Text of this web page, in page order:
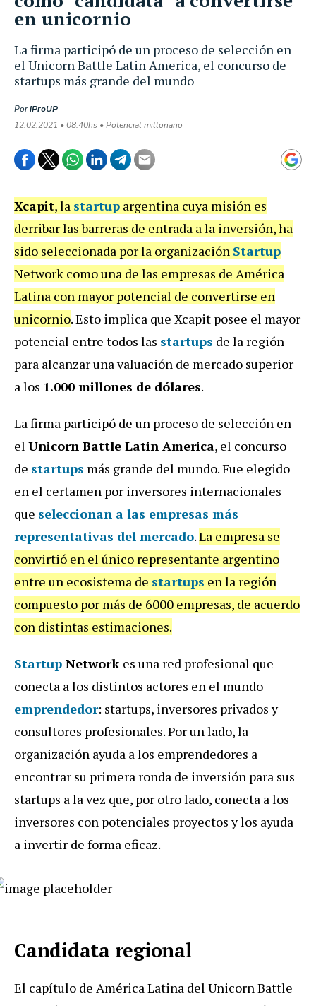
La firma participó de un proceso de selección en
el Unicorn Battle Latin America, el concurso de
startups más grande del mundo
PoriProUP
12.02.2021 • 08:40hs • Potencial millonario
en unicornio
Xcapit, la startup argentina cuya misión es
derribar las barreras de entrada a la inversión, ha
sido seleccionada por la organización Startup
Network como una de las empresas de América
Latina con mayor potencial de convertirse en
unicornio. Esto implica que Xcapit posee el mayor
potencial entre todos las startups de la región
para alcanzar una valuación de mercado superior
a los 1.000 millones de dólares.
La firma participó de un proceso de selección en
el Unicorn Battle Latin America, el concurso
de startups más grande del mundo. Fue elegido
en el certamen por inversores internacionales
que seleccionan a las empresas más
representativas del mercado.La empresa se
convirtió en el único representante argentino
entre un ecosistema de startups en la región
compuesto por más de 6000 empresas, de acuerdo
con distintas estimaciones.
Startup Network es una red profesional que
conecta a los distintos actores en el mundo
emprendedor: startups, inversores privados y
consultores profesionales. Por un lado, la
organización ayuda a los emprendedores a
encontrar su primera ronda de inversión para sus
startups a la vez que, por otro lado, conecta a los
inversores con potenciales proyectos y los ayuda
a invertir de forma eficaz.
Candidata regional
El capítulo de América Latina del Unicorn Battle